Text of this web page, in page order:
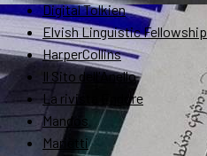
Digital Tolkien
Elvish Linguistic Fellowship
HarperCollins
Il Sito dell'Anello
La rivista Endóre
Mandos
Marietti